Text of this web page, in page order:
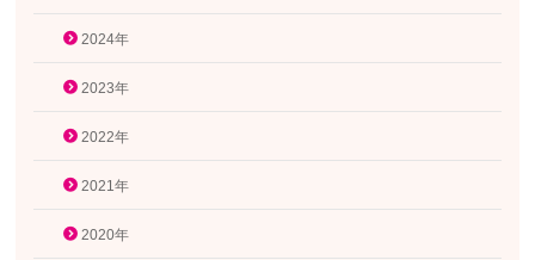
2024年
2023年
2022年
2021年
2020年